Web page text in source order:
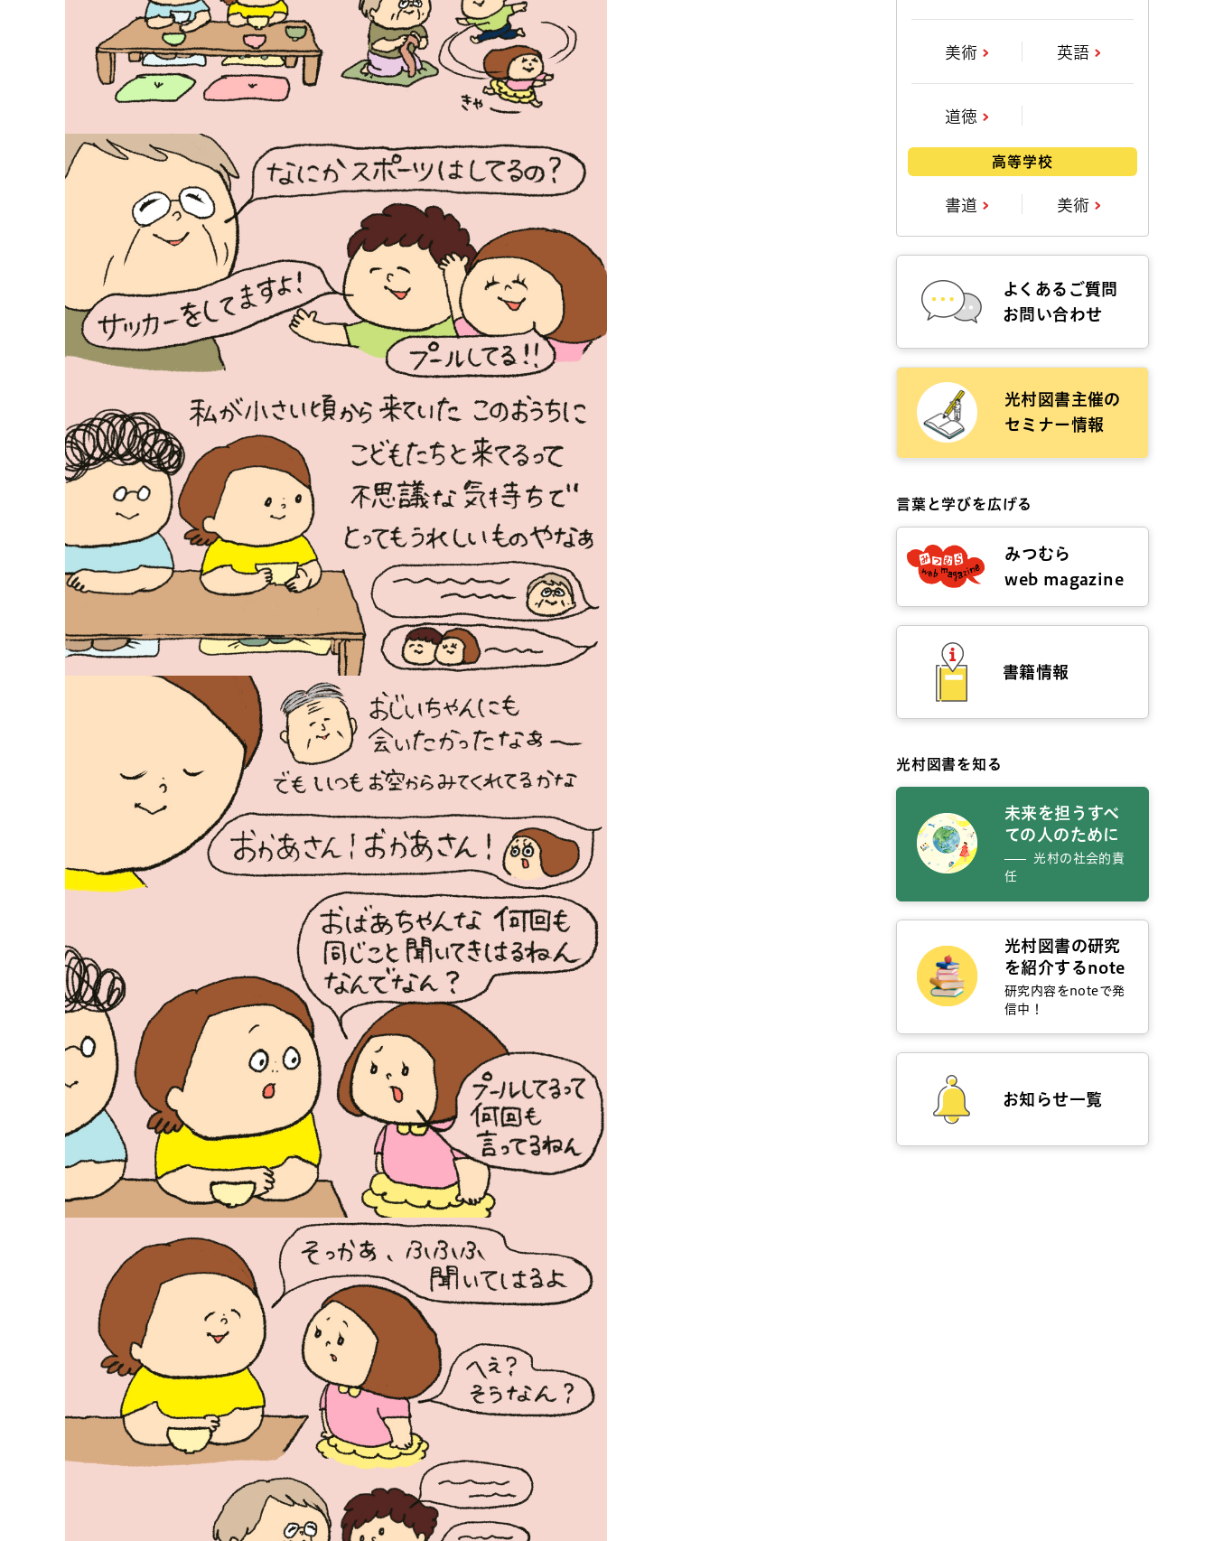
美術 英語
道徳
高等学校
書道 美術
よくあるご質問
お問い合わせ
光村図書主催の
セミナー情報
言葉と学びを広げる
みつむら
web magazine
書籍情報
光村図書を知る
未来を担うすべ
ての人のために
光村の社会的責
任
光村図書の研究
を紹介するnote
研究内容をnoteで発
信中！
お知らせ一覧